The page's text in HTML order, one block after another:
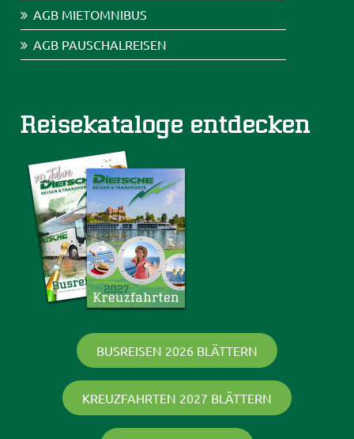
AGB MIETOMNIBUS
AGB PAUSCHALREISEN
Reisekataloge entdecken
BUSREISEN 2026 BLÄTTERN
KREUZFAHRTEN 2027 BLÄTTERN